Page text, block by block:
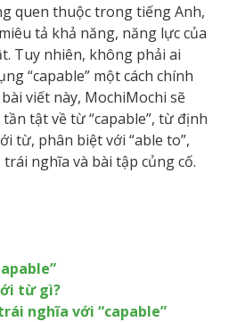
quen thuộc trong tiếng Anh,
tả khả năng, năng lực của
Tuy nhiên, không phải ai
“capable” một cách chính
viết này, MochiMochi sẽ
tật về từ “capable”, từ định
từ, phân biệt với “able to”,
nghĩa và bài tập củng cố.
từ gì?
nghĩa với “capable”